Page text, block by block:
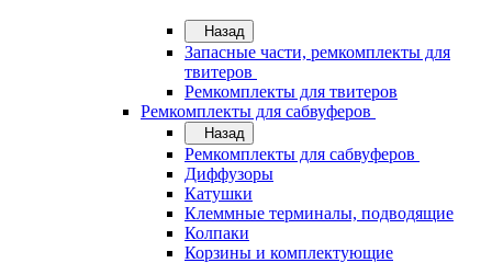
Назад
Запасные части, ремкомплекты для
твитеров
Ремкомплекты для твитеров
Ремкомплекты для сабвуферов
Назад
Ремкомплекты для сабвуферов
Диффузоры
Катушки
Клеммные терминалы, подводящие
Колпаки
Корзины и комплектующие